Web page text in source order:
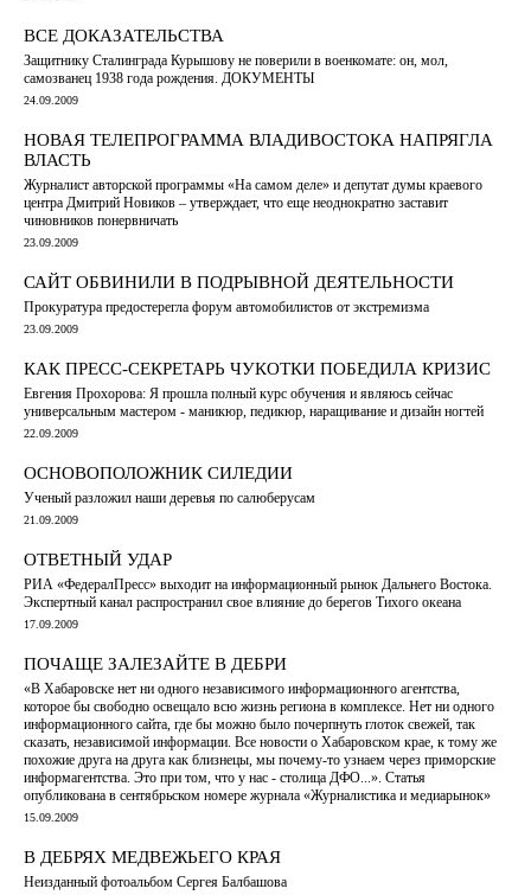
ВСЕ ДОКАЗАТЕЛЬСТВА
Защитнику Сталинграда Курышову не поверили в военкомате: он, мол,
самозванец 1938 года рождения. ДОКУМЕНТЫ
24.09.2009
НОВАЯ ТЕЛЕПРОГРАММА ВЛАДИВОСТОКА НАПРЯГЛА
ВЛАСТЬ
Журналист авторской программы «На самом деле» и депутат думы краевого
центра Дмитрий Новиков – утверждает, что еще неоднократно заставит
чиновников понервничать
23.09.2009
САЙТ ОБВИНИЛИ В ПОДРЫВНОЙ ДЕЯТЕЛЬНОСТИ
Прокуратура предостерегла форум автомобилистов от экстремизма
23.09.2009
КАК ПРЕСС-СЕКРЕТАРЬ ЧУКОТКИ ПОБЕДИЛА КРИЗИС
Евгения Прохорова: Я прошла полный курс обучения и являюсь сейчас
универсальным мастером - маникюр, педикюр, наращивание и дизайн ногтей
22.09.2009
ОСНОВОПОЛОЖНИК СИЛЕДИИ
Ученый разложил наши деревья по салюберусам
21.09.2009
ОТВЕТНЫЙ УДАР
РИА «ФедералПресс» выходит на информационный рынок Дальнего Востока.
Экспертный канал распространил свое влияние до берегов Тихого океана
17.09.2009
ПОЧАЩЕ ЗАЛЕЗАЙТЕ В ДЕБРИ
«В Хабаровске нет ни одного независимого информационного агентства,
которое бы свободно освещало всю жизнь региона в комплексе. Нет ни одного
информационного сайта, где бы можно было почерпнуть глоток свежей, так
сказать, независимой информации. Все новости о Хабаровском крае, к тому же
похожие друга на друга как близнецы, мы почему-то узнаем через приморские
информагентства. Это при том, что у нас - столица ДФО...». Статья
опубликована в сентябрьском номере журнала «Журналистика и медиарынок»
15.09.2009
В ДЕБРЯХ МЕДВЕЖЬЕГО КРАЯ
Неизданный фотоальбом Сергея Балбашова